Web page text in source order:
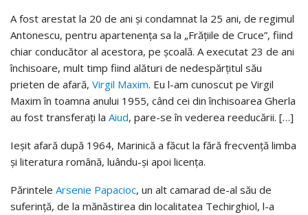
A fost arestat la 20 de ani și condamnat la 25 ani, de regimul
Antonescu, pentru apartenența sa la „Frățiile de Cruce”, fiind
chiar conducător al acestora, pe școală. A executat 23 de ani
închisoare, mult timp fiind alături de nedespărțitul său
prieten de afară, Virgil Maxim. Eu l-am cunoscut pe Virgil
Maxim în toamna anului 1955, când cei din închisoarea Gherla
au fost transferați la Aiud, pare-se în vederea reeducării. […]
Ieșit afară după 1964, Marinică a făcut la fără frecvență limba
și literatura română, luându-și apoi licența.
Părintele Arsenie Papacioc, un alt camarad de-al său de
suferință, de la mănăstirea din localitatea Techirghiol, l-a